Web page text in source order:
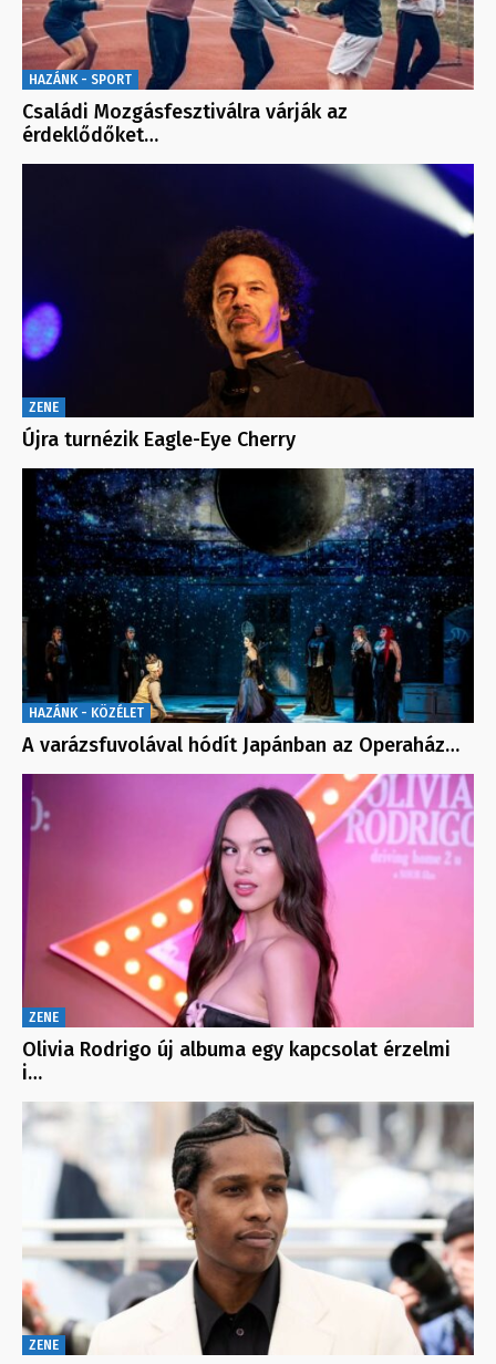
HAZÁNK - SPORT
Családi Mozgásfesztiválra várják az
érdeklődőket…
ZENE
Újra turnézik Eagle-Eye Cherry
HAZÁNK - KÖZÉLET
A varázsfuvolával hódít Japánban az Operaház…
ZENE
Olivia Rodrigo új albuma egy kapcsolat érzelmi
i…
ZENE